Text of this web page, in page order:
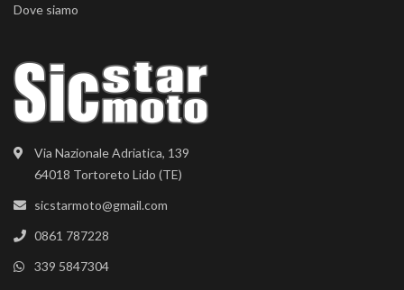
Via Nazionale Adriatica, 139
64018 Tortoreto Lido (TE)
sicstarmoto@gmail.com
0861 787228
339 5847304
Dove siamo